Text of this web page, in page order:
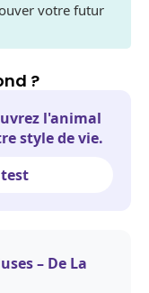
votre futur
?
l'animal
style de vie.
test
– De La